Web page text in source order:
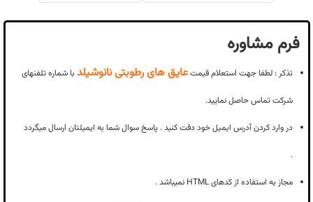
فرم مشاوره
تذکر : لطفا جهت استعلام قیمتعایق های رطوبتی نانوشیلد با شماره تلفنهای
شرکت تماس حاصل نمایید.
در وارد کردن آدرس ایمیل خود دقت کنید . پاسخ سوال شما به ایمیلتان ارسال میگردد
.
مجاز به استفاده از کدهای HTML نمیباشد .